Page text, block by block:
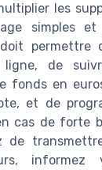
les
simples
permettre
ligne, de
fonds en
et de
cas de forte
de